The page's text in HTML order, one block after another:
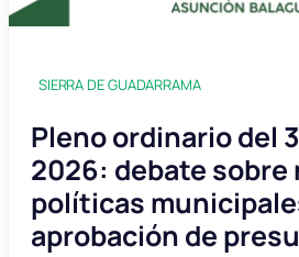
SIERRA DE GUADARRAMA
Pleno ordinario del
2026: debate sobre
políticas
aprobación de